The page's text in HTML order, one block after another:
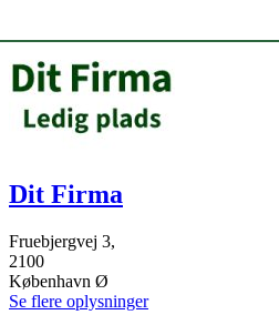
Dit Firma
Fruebjergvej 3,
2100
København Ø
Se flere oplysninger